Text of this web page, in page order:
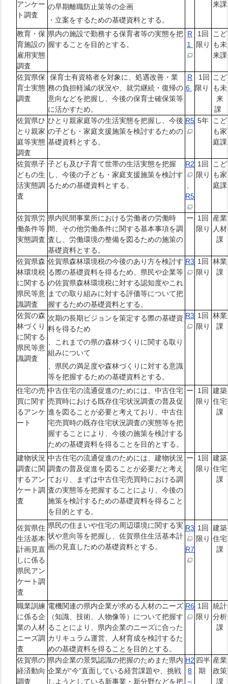
アンケー
ト調査
の早期離職防止策等の企画
・立案をするための基礎資料とする。
来課
教育・保
育施設の
雇用実態
調査
県内の施設で勤務する保育者等の実態を把
握することを目的とする。
R
1
1回
限り
こど
も未
来課
佐賀県保
育士実態
調査
保育士有資格者を対象に、処遇改善・業
務の負担軽減の状況や、就労継続・復帰の
意向などを把握し、今後の保育士確保策等
に活かすため。
R
6
1回
限り
こど
も未
来
課
佐賀県ひ
とり親家
庭等実態
調査
ひとり親家庭等の生活実態を把握し、今後
の子ども・家庭支援施策を検討するための
基礎資料とする。
R5 5年
こど
も家
庭課
佐賀県子
どもの生
活実態調
査
子ども及び子育て世帯の生活実態を把握
し、今後の子ども・家庭支援施策を検討す
るための基礎資料とする。
R2
R5
1回
限り
こど
も家
庭課
佐賀県労
働条件等
実態調査
県内民間事業所における労働者の労働時
間、その他労働条件に関する基本事項を調
査し、労働環境の整備を図るための施策の
基礎資料とする。
ー
1回
限り
産業
人材
課
佐賀県森
林環境税
に関する
県民等意
識調査
佐賀県森林環境税の今後のあり方を検討す
る際の基礎資料を得るため、県民や企業等
の佐賀県森林環境税に対する認知度やこれ
までの取り組みに対する評価等について把
握するための基礎資料とする。
R3 1回
限り
林業
課
佐賀の森
林づくり
に関する
県民等意
識調査
次期の長期ビジョンを策定する際の基礎資
料を得るため
、これまでの県の森林づくりに関する取り
組みについて
、県民の満足度や森林づくりに対する意識
等を把握するための基礎資料とする。
R3 1回
限り
林業
課
住宅の売
買に関す
るアンケ
ート
中古住宅の流通促進のためには、中古住宅
売買時における既存住宅状況調査の普及促
進を図ることが必要と考えており、中古住
宅売買時の既存住宅状況調査の実態等を把
握することにより、今後の施策を検討する
ための基礎資料を得ることを目的とする。
ー
1回
限り
建築
住宅
課
建物状況
調査に関
するアン
ケート調
査
中古住宅の流通促進のためには、建物状況
調査の普及促進を図ることが必要だと考え
ており、まずは中古住宅売買時における調
査の実態等を把握することにより、今後の
施策を検討するための基礎資料を得ること
を目的とする。
ー
1回
限り
建築
住宅
課
佐賀県住
生活基本
計画見直
しに係る
県民アン
ケート調
査
県民の住まいや住宅の周辺環境に関する実
状や意向等を把握し、佐賀県住生活基本計
画の見直しための基礎資料とする。
R3
R7
1回
限り
建築
住宅
課
職業訓練
に係る企
業の人材
ニーズ調
査
電機関連の県内企業が求める人材のニーズ
（知識、技術、人物像等）について把握す
ることにより、県内企業のニーズに合った
カリキュラム運営、人材育成を検討するた
めの基礎資料を得ることを目的とする。
R6 1回
限り
統計
分析
課
佐賀県の
経済動向
調査
県内企業の景気認識の把握のためまた県内
企業が“今”直面している経営課題や、挑戦
しようとしている新事業・新分野などを把
H2
8
～
四半
期
産業
政策
課